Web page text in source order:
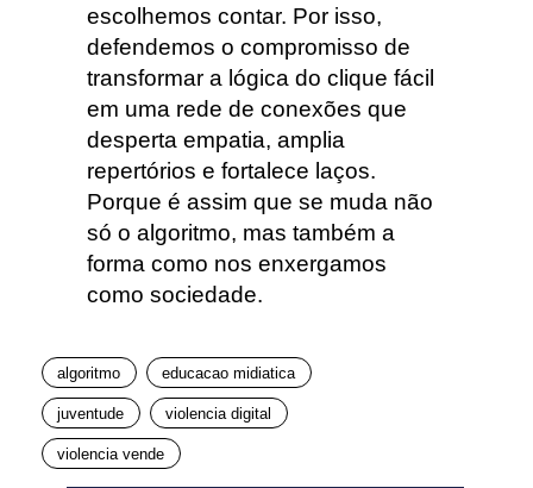
escolhemos contar. Por isso,
defendemos o compromisso de
transformar a lógica do clique fácil
em uma rede de conexões que
desperta empatia, amplia
repertórios e fortalece laços.
Porque é assim que se muda não
só o algoritmo, mas também a
forma como nos enxergamos
como sociedade.
algoritmo educacao midiatica
juventude violencia digital
violencia vende